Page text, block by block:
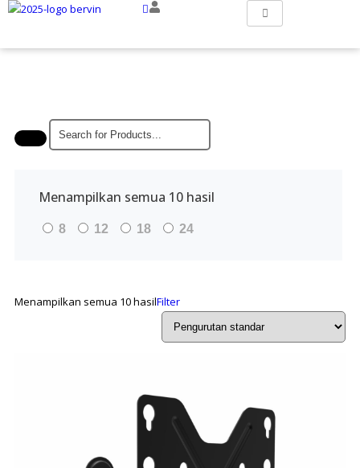
Menampilkan semua 10 hasil
8 12 18 24
Filter
Menampilkan semua 10 hasil